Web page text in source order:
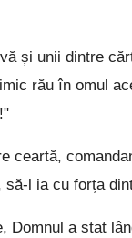
și unii dintre
rău în omul
ceartă,
să-l ia cu forța
Domnul a stat